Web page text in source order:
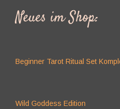
Neues im Shop:
Beginner Tarot Ritual Set
Wild Goddess Edition